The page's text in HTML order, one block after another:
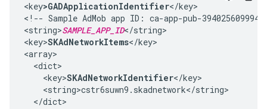
<key>GADApplicationIdentifier</key>
<!-- Sample AdMob app ID: ca-app-pub-
<string>SAMPLE_APP_ID</string>
<key>SKAdNetworkItems</key>
<array>
  <dict>
    <key>
SKAdNetworkIdentifier</key>
    <string>cstr6suwn9.skadnetwork</string>
  </dict>